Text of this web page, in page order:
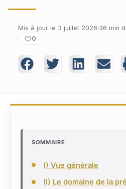
Mis à jour le 3 juillet 2026 36 min
0
SOMMAIRE
I) Vue générale
II) Le domaine de la